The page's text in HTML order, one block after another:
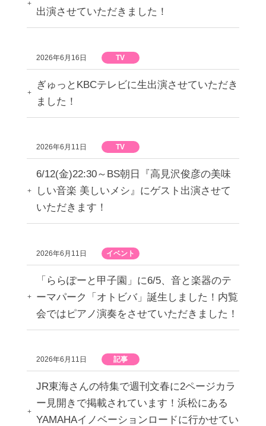
出演させていただきました！
2026年6月16日 TV
ぎゅっとKBCテレビに生出演させていただき
ました！
2026年6月11日 TV
6/12(金)22:30～BS朝日『高見沢俊彦の美味
しい音楽 美しいメシ』にゲスト出演させて
いただきます！
2026年6月11日 イベント
「ららぽーと甲子園」に6/5、音と楽器のテ
ーマパーク「オトビバ」誕生しました！内覧
会ではピアノ演奏をさせていただきました！
2026年6月11日 記事
JR東海さんの特集で週刊文春に2ページカラ
ー見開きで掲載されています！浜松にある
YAMAHAイノベーションロードに行かせてい